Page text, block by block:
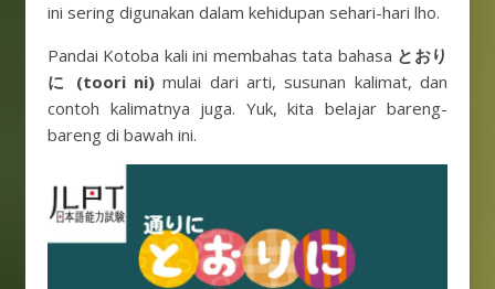
ini sering digunakan dalam kehidupan sehari-hari lho.
Pandai Kotoba kali ini membahas tata bahasa とおり
に (toori ni) mulai dari arti, susunan kalimat, dan
contoh kalimatnya juga. Yuk, kita belajar bareng-
bareng di bawah ini.